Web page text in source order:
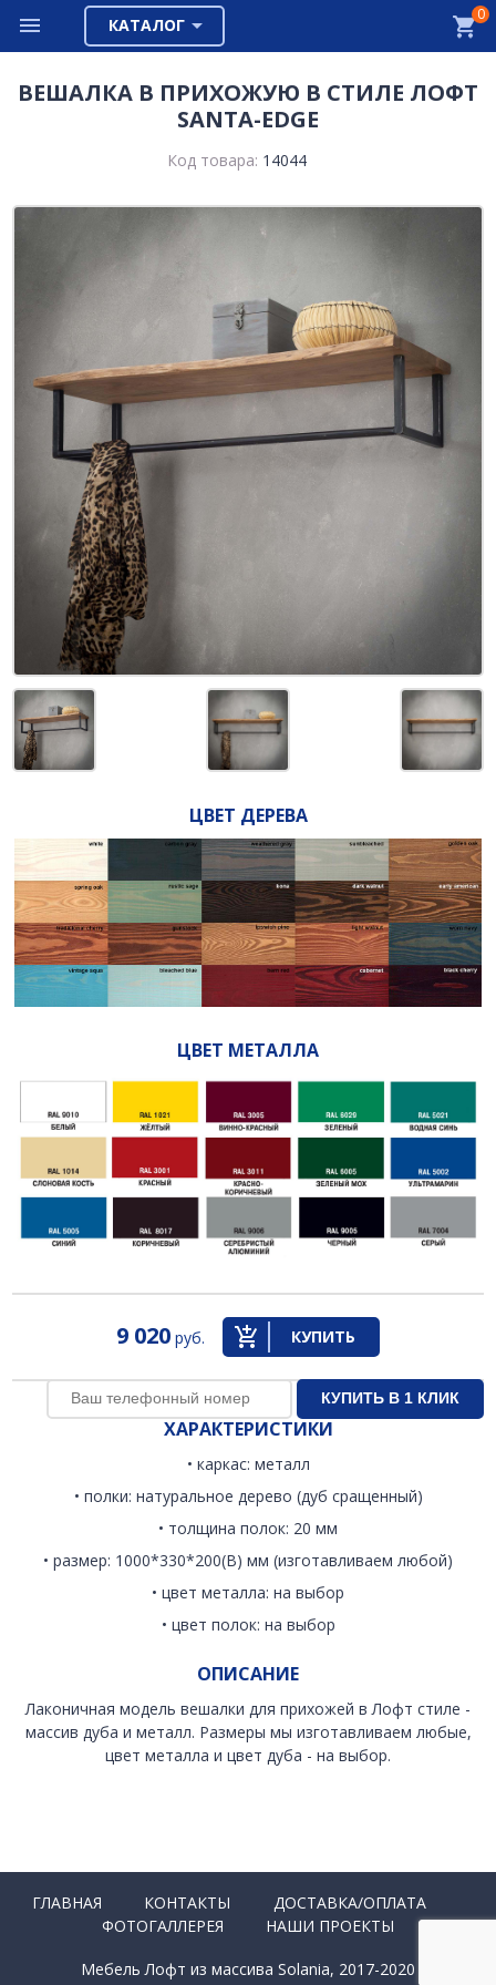
КАТАЛОГ
0
ВЕШАЛКА В ПРИХОЖУЮ В СТИЛЕ ЛОФТ
SANTA-EDGE
Код товара: 14044
ЦВЕТ ДЕРЕВА
ЦВЕТ МЕТАЛЛА
9 020руб. КУПИТЬ
ХАРАКТЕРИСТИКИ
• каркас: металл
• полки: натуральное дерево (дуб сращенный)
• толщина полок: 20 мм
• размер: 1000*330*200(В) мм (изготавливаем любой)
• цвет металла: на выбор
• цвет полок: на выбор
ОПИСАНИЕ
Лаконичная модель вешалки для прихожей в Лофт стиле -
массив дуба и металл. Размеры мы изготавливаем любые,
цвет металла и цвет дуба - на выбор.
ГЛАВНАЯ КОНТАКТЫ
ДОСТАВКА/ОПЛАТА
ФОТОГАЛЛЕРЕЯ
НАШИ ПРОЕКТЫ
Мебель Лофт из массива Solania, 2017-2020